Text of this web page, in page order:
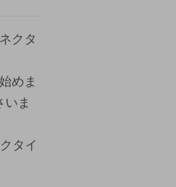
クタ
めま
いま
タイ